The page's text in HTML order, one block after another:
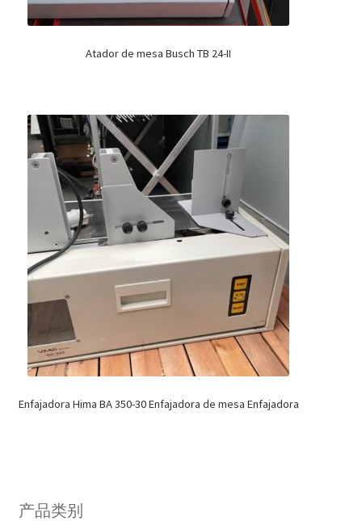
Atador de mesa Busch TB 24-II
Enfajadora Hima BA 350-30 Enfajadora de mesa Enfajadora
产品类别